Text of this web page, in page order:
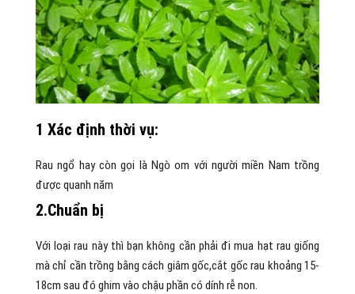
1 Xác định thời vụ:
Rau ngổ hay còn gọi là Ngò om với người miền Nam trồng
được quanh năm
2.Chuẩn bị
Với loại rau này thì bạn không cần phải đi mua hạt rau giống
mà chỉ cần trồng bằng cách giâm gốc,cắt gốc rau khoảng 15-
18cm sau đó ghim vào chậu phần có dính rễ non.